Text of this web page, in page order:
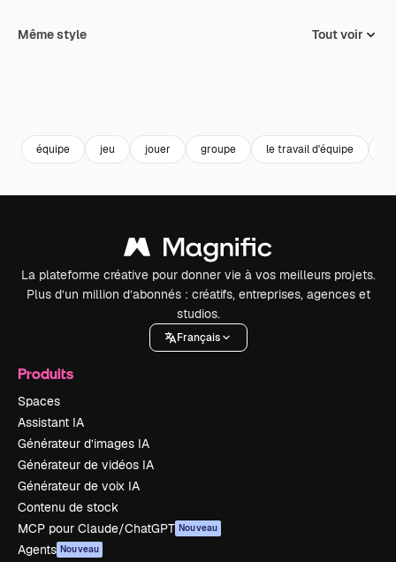
Même style Tout voir
équipe jeu jouer groupe le travail d'équipe
La plateforme créative pour donner vie à vos meilleurs projets.
Plus d’un million d’abonnés : créatifs, entreprises, agences et
studios.
Français
Produits
Spaces
Assistant IA
Générateur d’images IA
Générateur de vidéos IA
Générateur de voix IA
Contenu de stock
MCP pour Claude/ChatGPT Nouveau
Agents Nouveau